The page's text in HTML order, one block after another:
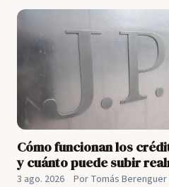
Cómo funcionan los
y cuánto puede subir
3 ago. 2026 Por Tomás Berenguer